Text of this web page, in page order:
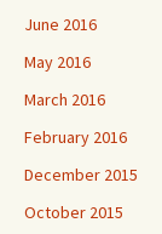
June 2016
May 2016
March 2016
February 2016
December 2015
October 2015